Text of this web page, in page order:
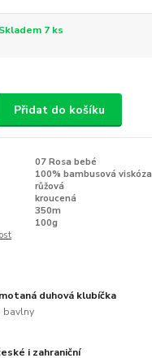
Skladem 7 ks
Přidat do košíku
07 Rosa bebé
100% bambusová viskóza
růžová
kroucená
350m
100g
duhová klubíčka
bavlny
i zahraniční